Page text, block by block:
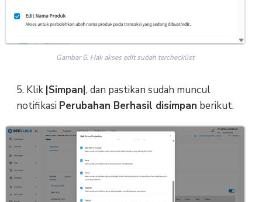
Gambar 6. Hak akses edit sudah terchecklist
5. Klik |Simpan|, dan pastikan sudah muncul
notifikasi Perubahan Berhasil disimpan berikut.